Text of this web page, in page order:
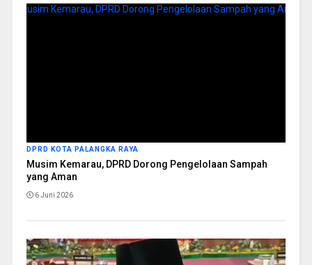
DPRD KOTA PALANGKA RAYA
Musim Kemarau, DPRD Dorong Pengelolaan Sampah
yang Aman
6 Juni 2026